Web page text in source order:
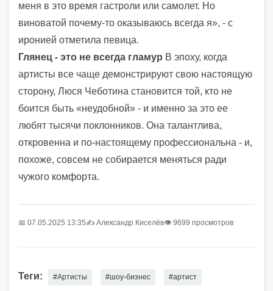
меня в это время гастроли или самолет. Но
виноватой почему-то оказываюсь всегда я», - с
иронией отметила певица.
Глянец - это не всегда гламур В эпоху, когда
артисты все чаще демонстрируют свою настоящую
сторону, Люся Чеботина становится той, кто не
боится быть «неудобной» - и именно за это ее
любят тысячи поклонников. Она талантлива,
откровенна и по-настоящему профессиональна - и,
похоже, совсем не собирается меняться ради
чужого комфорта.
📅 07.05.2025 13:35✍️ Александр Киселёв👁 9699 просмотров
Теги: #Артисты #шоу-бизнес #артист